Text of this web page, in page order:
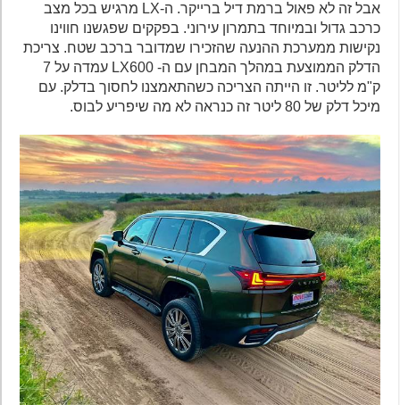
אבל זה לא פאול ברמת דיל ברייקר. ה-LX מרגיש בכל מצב
כרכב גדול ובמיוחד בתמרון עירוני. בפקקים שפגשנו חווינו
נקישות ממערכת ההנעה שהזכירו שמדובר ברכב שטח. צריכת
הדלק הממוצעת במהלך המבחן עם ה- LX600 עמדה על 7
ק"מ לליטר. זו הייתה הצריכה כשהתאמצנו לחסוך בדלק. עם
מיכל דלק של 80 ליטר זה כנראה לא מה שיפריע לבוס.